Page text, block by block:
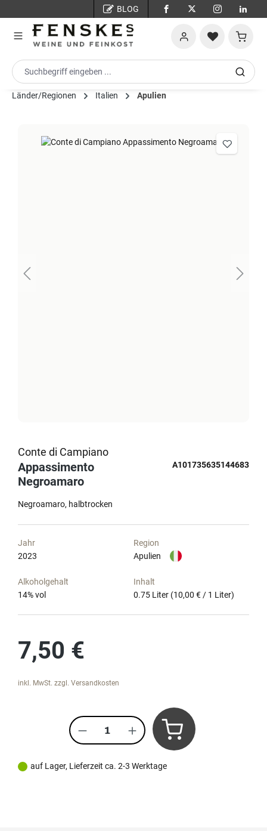
BLOG
Länder/Regionen Italien Apulien
Conte di Campiano
Appassimento
Negroamaro
A101735635144683
Negroamaro halbtrocken
Jahr
2023
Region
Apulien
Alkoholgehalt
14% vol
Inhalt
0.75 Liter (10,00 € / 1 Liter)
7,50 €
inkl. MwSt. zzgl. Versandkosten
Produkt Anzahl: Gib den
auf Lager, Lieferzeit ca. 2-3 Werktage